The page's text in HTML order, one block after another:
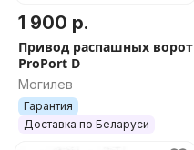
1 900 р.
Привод распашных ворот
ProPort D
Могилев
Гарантия
Доставка по Беларуси